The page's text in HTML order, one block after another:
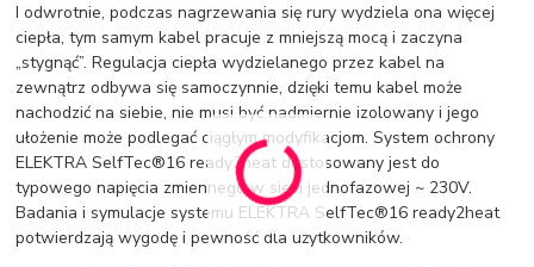
I odwrotnie, podczas nagrzewania się rury wydziela ona więcej
ciepła, tym samym kabel pracuje z mniejszą mocą i zaczyna
„stygnąć”. Regulacja ciepła wydzielanego przez kabel na
zewnątrz odbywa się samoczynnie, dzięki temu kabel może
nachodzić na siebie, nie musi być nadmiernie izolowany i jego
ułożenie może podlegać ciągłym modyfikacjom. System ochrony
ELEKTRA SelfTec®16 ready2heat dostosowany jest do
typowego napięcia zmiennego w sieci jednofazowej ~ 230V.
Badania i symulacje systemu ELEKTRA SelfTec®16 ready2heat
potwierdzają wygodę i pewność dla użytkowników.